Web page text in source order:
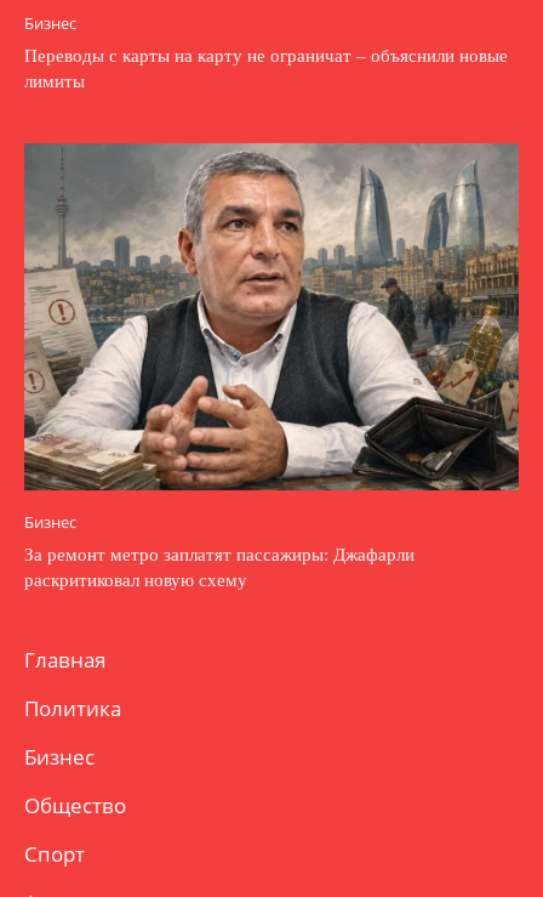
Бизнес
Переводы с карты на карту не ограничат – объяснили новые
лимиты
Бизнес
За ремонт метро заплатят пассажиры: Джафарли
раскритиковал новую схему
Главная
Политика
Бизнес
Общество
Спорт